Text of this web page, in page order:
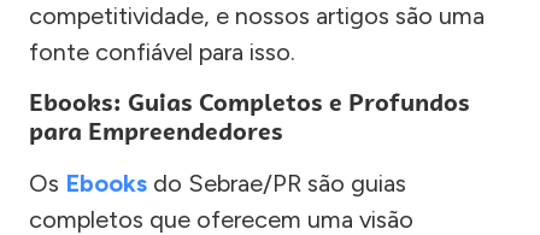
competitividade, e nossos artigos são uma
fonte confiável para isso.
Ebooks: Guias Completos e Profundos
para Empreendedores
Os Ebooks do Sebrae/PR são guias
completos que oferecem uma visão